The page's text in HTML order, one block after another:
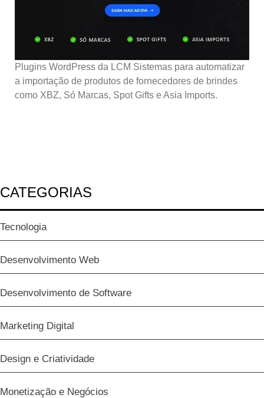
Plugins WordPress da LCM Sistemas para automatizar
a importação de produtos de fornecedores de brindes
como XBZ, Só Marcas, Spot Gifts e Asia Imports.
CATEGORIAS
Tecnologia
Desenvolvimento Web
Desenvolvimento de Software
Marketing Digital
Design e Criatividade
Monetização e Negócios